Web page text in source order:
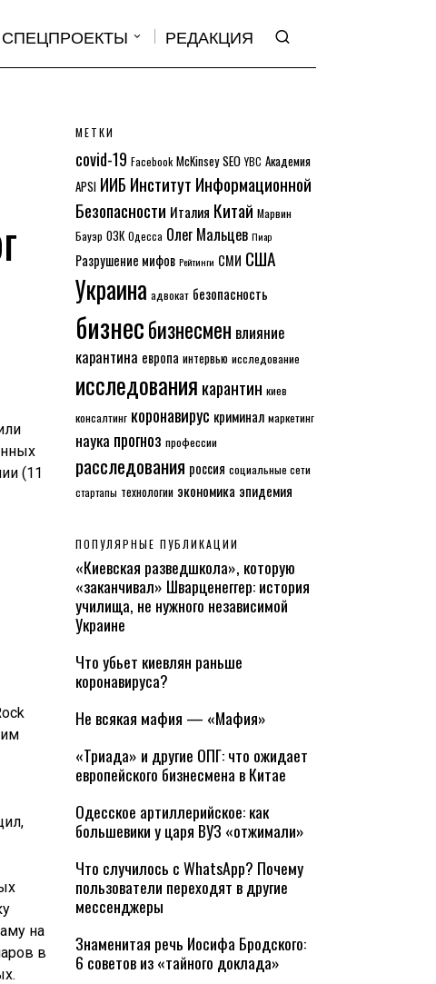
СПЕЦПРОЕКТЫ РЕДАКЦИЯ
(11
на
в
МЕТКИ
covid-19 Facebook McKinsey SEO YBC Академия
APSI ИИБ Институт Информационной
Безопасности Италия Китай Марвин
Бауэр ОЗК Одесса Олег Мальцев Пиар
Разрушение мифов Рейтинги СМИ США
Украина адвокат безопасность
бизнесбизнесмен влияние
карантина европа интервью исследование
исследования карантин киев
консалтинг коронавирус криминал маркетинг
наука прогноз профессии
расследования россия социальные сети
стартапы технологии экономика эпидемия
ПОПУЛЯРНЫЕ ПУБЛИКАЦИИ
«Киевская разведшкола», которую
«заканчивал» Шварценеггер: история
училища, не нужного независимой
Украине
Что убьет киевлян раньше
коронавируса?
Не всякая мафия — «Мафия»
«Триада» и другие ОПГ: что ожидает
европейского бизнесмена в Китае
Одесское артиллерийское: как
большевики у царя ВУЗ «отжимали»
Что случилось с WhatsApp? Почему
пользователи переходят в другие
мессенджеры
Знаменитая речь Иосифа Бродского:
6 советов из «тайного доклада»